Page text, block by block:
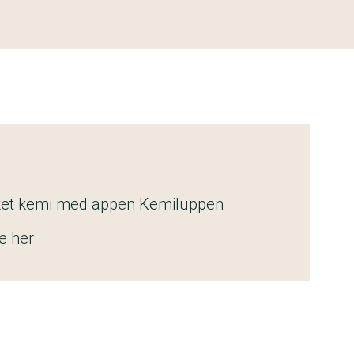
kemi med appen Kemiluppen
her